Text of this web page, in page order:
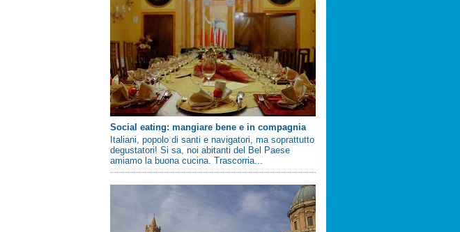
Social eating: mangiare bene e in compagnia
Italiani, popolo di santi e navigatori, ma soprattutto
degustatori! Si sa, noi abitanti del Bel Paese
amiamo la buona cucina. Trascorria...